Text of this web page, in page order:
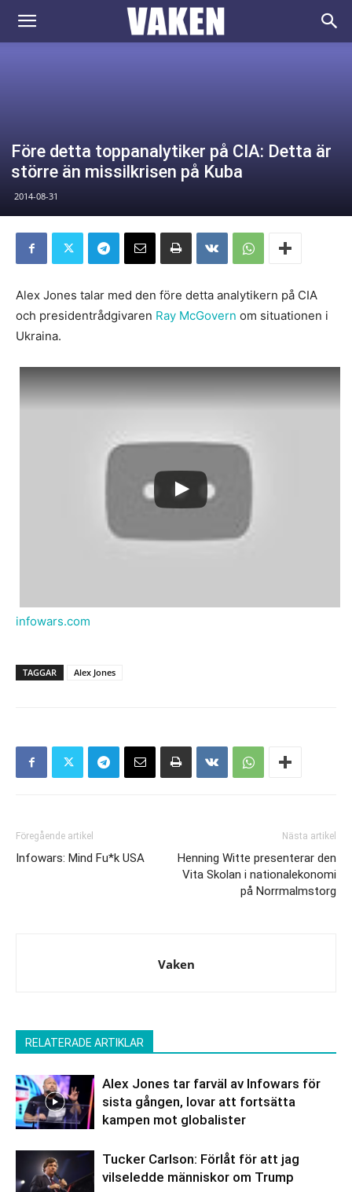
VAKEN.se
Före detta toppanalytiker på CIA: Detta är
större än missilkrisen på Kuba
2014-08-31
Alex Jones talar med den före detta analytikern på CIA
och presidentrådgivaren Ray McGovern om situationen i
Ukraina.
infowars.com
TAGGAR Alex Jones
Föregående artikel
Infowars: Mind Fu*k USA
Nästa artikel
Henning Witte presenterar den
Vita Skolan i nationalekonomi
på Norrmalmstorg
Vaken
RELATERADE ARTIKLAR
Alex Jones tar farväl av Infowars för
sista gången, lovar att fortsätta
kampen mot globalister
Tucker Carlson: Förlåt för att jag
vilseledde människor om Trump